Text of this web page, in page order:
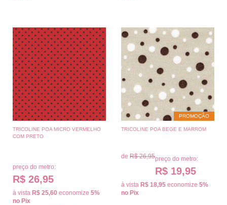
TRICOLINE POA MICRO VERMELHO
COM PRETO
preço do metro:
R$ 26,95
à vista R$ 25,60 economize 5%
no Pix
PROMOÇÃO
TRICOLINE POA BEGE E MARROM
de R$ 26,95preço do metro:
R$ 19,95
à vista R$ 18,95 economize 5%
no Pix